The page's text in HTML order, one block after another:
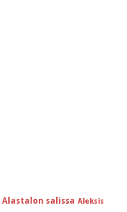
Alastalon salissa Aleksis